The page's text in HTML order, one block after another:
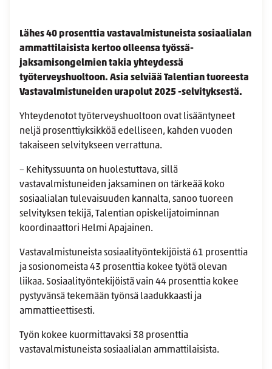
Lähes 40 prosenttia vastavalmistuneista sosiaalialan
ammattilaisista kertoo olleensa työssä­
jaksamisongelmien takia yhteydessä
työterveyshuoltoon. Asia selviää Talentian tuoreesta
Vastavalmistuneiden urapolut 2025 -selvityksestä.
Yhteydenotottyöterveyshuoltoon ovat lisääntyneet
neljä prosentti­yksikköä edelliseen, kahden vuoden
takaiseen selvitykseen verrattuna.
– Kehityssuunta on huolestuttava, sillä
vastavalmistuneiden jaksaminen on tärkeää koko
sosiaalialan tulevaisuuden kannalta, sanoo tuoreen
selvityksen tekijä, Talentian opiskelijatoiminnan
koordinaattori Helmi Apajainen.
Vastavalmistuneista sosiaalityön­tekijöistä 61 prosenttia
ja sosionomeista 43 prosenttia kokee työtä olevan
liikaa. Sosiaalityöntekijöistä vain 44 prosenttia kokee
pystyvänsä tekemään työnsä laadukkaasti ja
ammattieettisesti.
Työn kokee kuormittavaksi 38 prosenttia
vastavalmistuneista sosiaalialan ammattilaisista.